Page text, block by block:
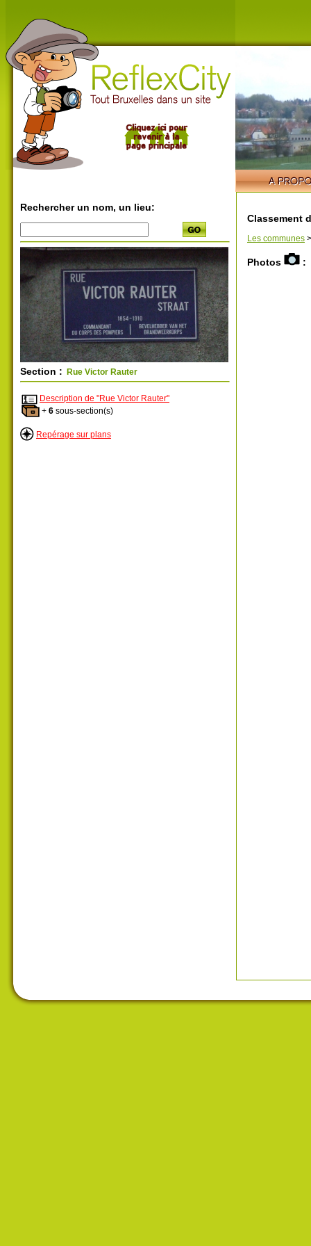
Rechercher un nom, un lieu:
Section : Rue Victor Rauter
Description de "Rue Victor Rauter"
+ 6 sous-section(s)
Repérage sur plans
Classement
Les communes >
Photos :